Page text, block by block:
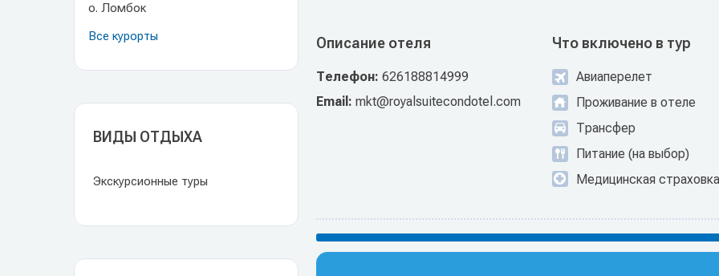
о. Ломбок
Все курорты
ВИДЫ ОТДЫХА
Экскурсионные туры
Описание отеля
Телефон: 626188814999
Email: mkt@royalsuitecondotel.com
Что включено в тур
Авиаперелет
Проживание в отеле
Трансфер
Питание (на выбор)
Медицинская страховка